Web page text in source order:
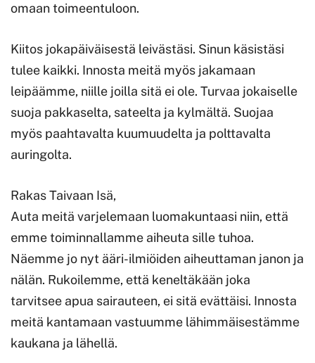
omaan toimeentuloon.
Kiitos jokapäiväisestä leivästäsi. Sinun käsistäsi
tulee kaikki. Innosta meitä myös jakamaan
leipäämme, niille joilla sitä ei ole. Turvaa jokaiselle
suoja pakkaselta, sateelta ja kylmältä. Suojaa
myös paahtavalta kuumuudelta ja polttavalta
auringolta.
Rakas Taivaan Isä,
Auta meitä varjelemaan luomakuntaasi niin, että
emme toiminnallamme aiheuta sille tuhoa.
Näemme jo nyt ääri-ilmiöiden aiheuttaman janon ja
nälän. Rukoilemme, että keneltäkään joka
tarvitsee apua sairauteen, ei sitä evättäisi. Innosta
meitä kantamaan vastuumme lähimmäisestämme
kaukana ja lähellä.